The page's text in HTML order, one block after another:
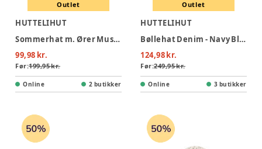
Outlet
HUTTELIHUT
Sommerhat m. Ører Muslin - Pale Mauve
99,98 kr.
Før:199,95 kr.
Online 2 butikker
Outlet
HUTTELIHUT
Bøllehat Denim - Navy Blazer
124,98 kr.
Før:249,95 kr.
Online 3 butikker